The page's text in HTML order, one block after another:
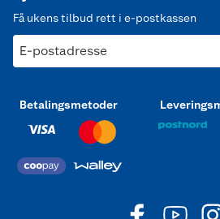
Få ukens tilbud rett i e-postkassen
E-postadresse
Betalingsmetoder